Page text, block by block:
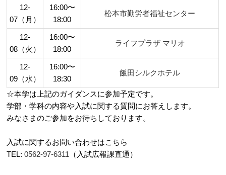
12-
07（月）
16:00〜
18:00
松本市勤労者福祉センター
12-
08（火）
16:00〜
18:00
ライフプラザ マリオ
12-
09（水）
16:00〜
18:30
飯田シルクホテル
☆本学は上記のガイダンスに参加予定です。
学部・学科の内容や入試に関する質問にお答えします。
みなさまのご参加をお待ちしております。
入試に関するお問い合わせはこちら
TEL:0562-97-6311 （入試広報課直通）